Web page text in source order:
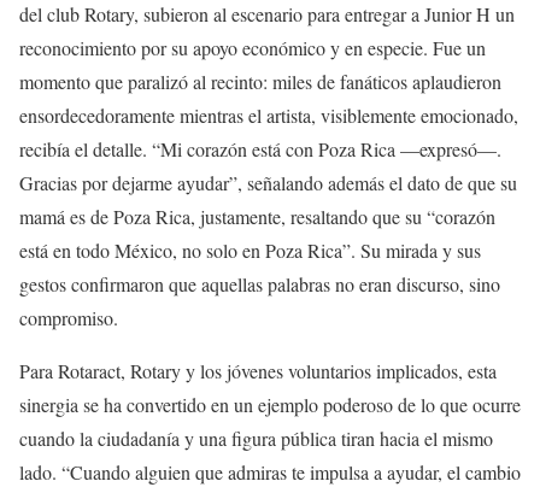
del club Rotary, subieron al escenario para entregar a Junior H un
reconocimiento por su apoyo económico y en especie. Fue un
momento que paralizó al recinto: miles de fanáticos aplaudieron
ensordecedoramente mientras el artista, visiblemente emocionado,
recibía el detalle. “Mi corazón está con Poza Rica —expresó—.
Gracias por dejarme ayudar”, señalando además el dato de que su
mamá es de Poza Rica, justamente, resaltando que su “corazón
está en todo México, no solo en Poza Rica”. Su mirada y sus
gestos confirmaron que aquellas palabras no eran discurso, sino
compromiso.
Para Rotaract, Rotary y los jóvenes voluntarios implicados, esta
sinergia se ha convertido en un ejemplo poderoso de lo que ocurre
cuando la ciudadanía y una figura pública tiran hacia el mismo
lado. “Cuando alguien que admiras te impulsa a ayudar, el cambio